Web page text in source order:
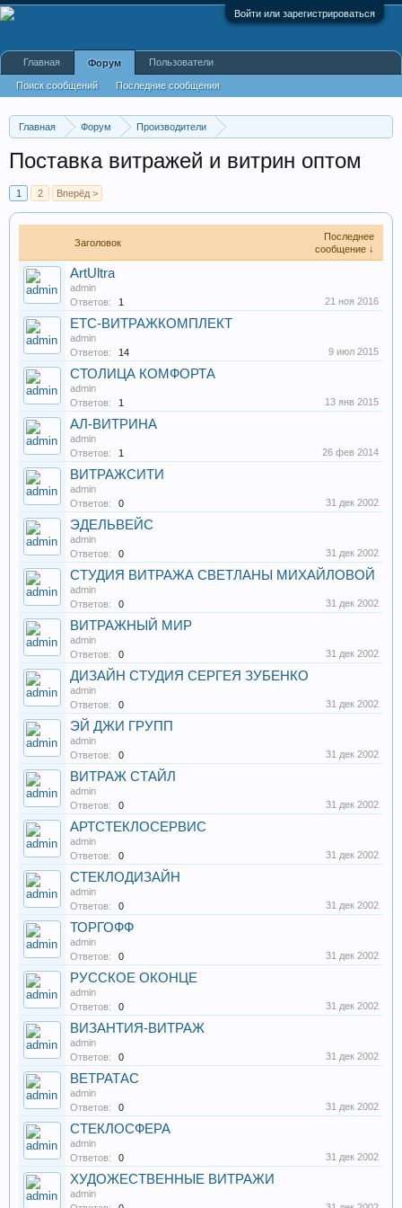
Войти или зарегистрироваться
Главная Форум
Производители
Поставка витражей и витрин оптом
1 2 Вперёд >
Заголовок
Последнее
сообщение ↓
ArtUltra
admin
Ответов:
1 21 ноя 2016
ЕТС-ВИТРАЖКОМПЛЕКТ
admin
Ответов:
14 9 июл 2015
СТОЛИЦА КОМФОРТА
admin
Ответов:
1 13 янв 2015
АЛ-ВИТРИНА
admin
Ответов:
1 26 фев 2014
ВИТРАЖСИТИ
admin
Ответов:
0 31 дек 2002
ЭДЕЛЬВЕЙС
admin
Ответов:
0 31 дек 2002
СТУДИЯ ВИТРАЖА СВЕТЛАНЫ МИХАЙЛОВОЙ
admin
Ответов:
0 31 дек 2002
ВИТРАЖНЫЙ МИР
admin
Ответов:
0 31 дек 2002
ДИЗАЙН СТУДИЯ СЕРГЕЯ ЗУБЕНКО
admin
Ответов:
0 31 дек 2002
ЭЙ ДЖИ ГРУПП
admin
Ответов:
0 31 дек 2002
ВИТРАЖ СТАЙЛ
admin
Ответов:
0 31 дек 2002
АРТСТЕКЛОСЕРВИС
admin
Ответов:
0 31 дек 2002
СТЕКЛОДИЗАЙН
admin
Ответов:
0 31 дек 2002
ТОРГОФФ
admin
Ответов:
0 31 дек 2002
РУССКОЕ ОКОНЦЕ
admin
Ответов:
0 31 дек 2002
ВИЗАНТИЯ-ВИТРАЖ
admin
Ответов:
0 31 дек 2002
ВЕТРАТАС
admin
Ответов:
0 31 дек 2002
СТЕКЛОСФЕРА
admin
Ответов:
0 31 дек 2002
ХУДОЖЕСТВЕННЫЕ ВИТРАЖИ
admin
Главная Форум
Поиск сообщений Последние сообщения
Пользователи